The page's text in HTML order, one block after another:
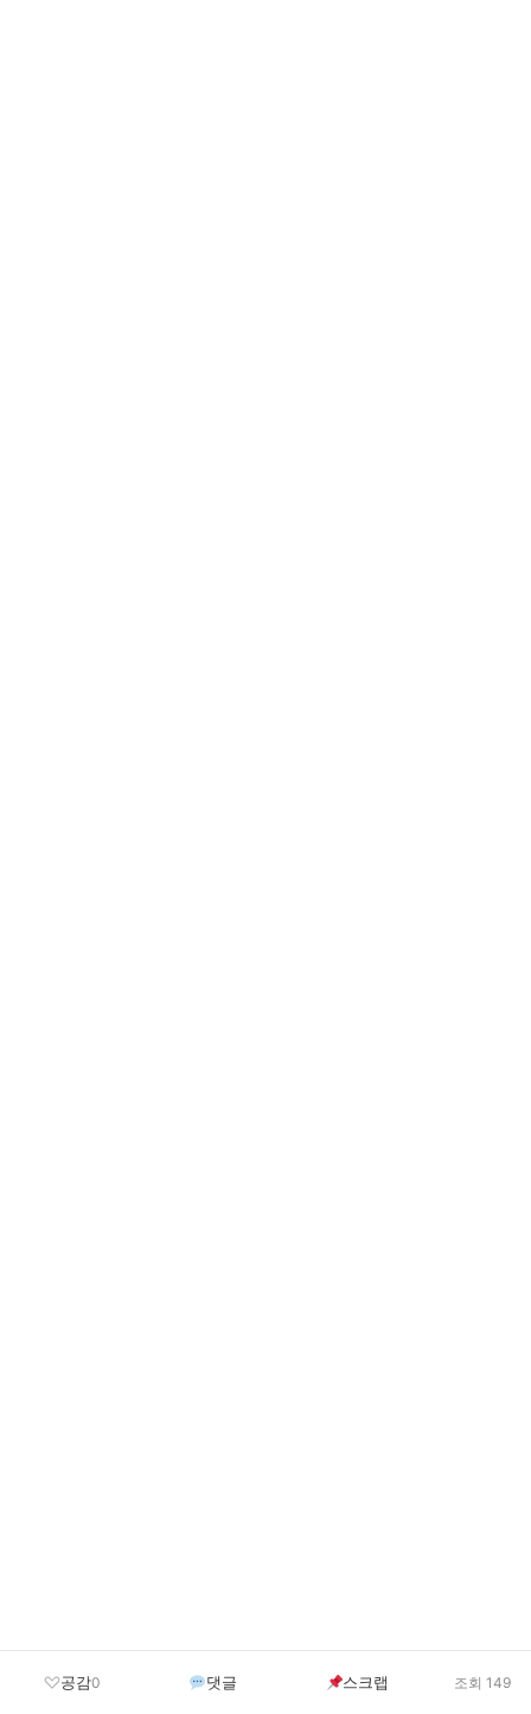
공감0 댓글 스크랩 조회 149